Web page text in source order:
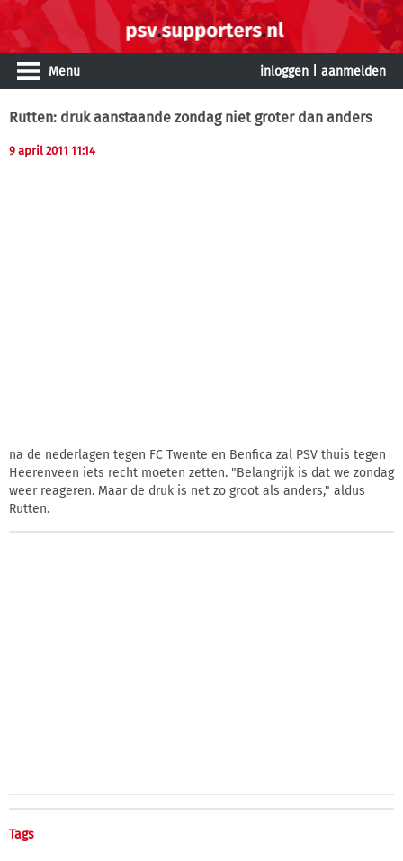
Menu inloggen aanmelden
Rutten: druk aanstaande zondag niet groter dan anders
9 april 2011 11:14
na de nederlagen tegen FC Twente en Benfica zal PSV thuis tegen
Heerenveen iets recht moeten zetten. "Belangrijk is dat we zondag
weer reageren. Maar de druk is net zo groot als anders," aldus
Rutten.
Tags